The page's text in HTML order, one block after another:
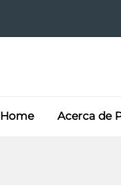
Home Acerca de